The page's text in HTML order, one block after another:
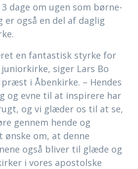
dage om ugen som børne-
også en del af daglig
en fantastisk styrke for
siger Lars Bo
præst i Åbenkirke. – Hendes
og evne til at inspirere har
og vi glæder os til at se,
gennem hende og
ønske om, at denne
også bliver til glæde og
i vores apostolske